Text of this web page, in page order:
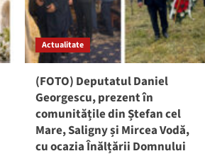
Actualitate
(FOTO) Deputatul Daniel
Georgescu, prezent în
comunitățile din Ștefan cel
Mare, Saligny și Mircea Vodă,
cu ocazia Înălțării Domnului